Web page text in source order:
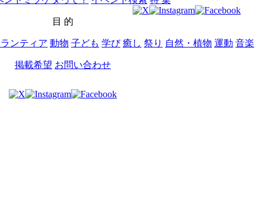
目 的
ンティア 動物 子ども 学び 癒し 祭り 自然・植物 運動 音楽
掲載希望 お問い合わせ